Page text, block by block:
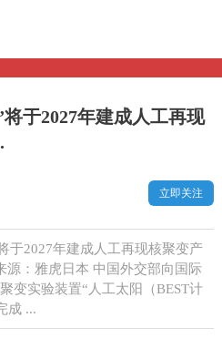
于2027年建成人工再现
立即关注
于2027年建成人工再现核聚变产
源：雅虎日本 中国外交部向国际
变实验装置“人工太阳（BEST计
成 ...